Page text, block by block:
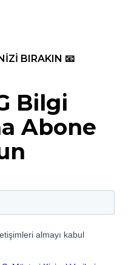
BIRAKIN 📧
Bilgi
Abone